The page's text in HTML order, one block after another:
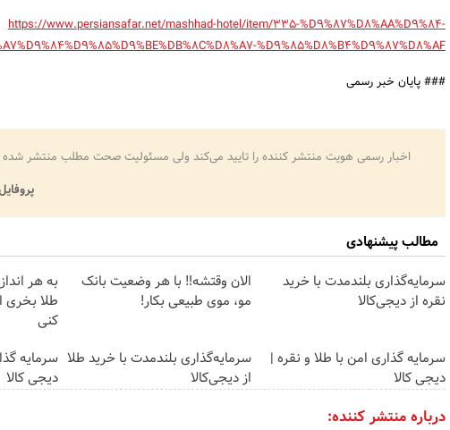
https://www.persiansafar.net/mashhad-hotel/item/335-%D9%87%D8%AA%D9%84-
%D9%85%D8%B4%D9%87%D8%AF
### پایان خبر رسمی
اخبار رسمی هویت منتشر کننده را تایید می‌کند ولی مسئولیت صحت مطلب منتشر
مطالب پیشنهادی
سرمایه‌گذاری بلندمدت با خرید
نقره از دیجی‌کالا
الان وقتشه‼️ با هر وضعیت بانک
مو، موی طبیعی بکار!
به هر
طلا بخری
کنی
سرمایه گذاری امن با طلا و نقره |
دیجی کالا
سرمایه‌گذاری بلندمدت با خرید طلا
از دیجی‌کالا
سرمایه
دیجی کالا
درباره منتشر کننده: